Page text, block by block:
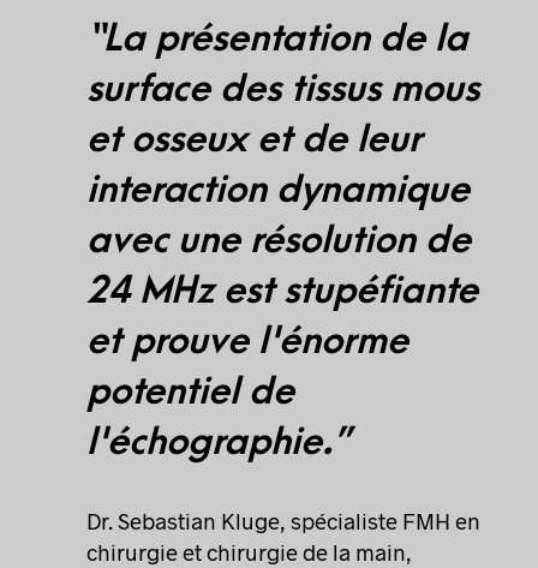
“La présentation de la
surface des tissus mous
et osseux et de leur
interaction dynamique
avec une résolution de
24 MHz est stupéfiante
et prouve l'énorme
potentiel de
l'échographie.”
Dr. Sebastian Kluge, spécialiste FMH en
chirurgie et chirurgie de la main,